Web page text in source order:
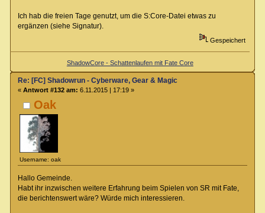
Ich hab die freien Tage genutzt, um die S:Core-Datei etwas zu
ergänzen (siehe Signatur).
Gespeichert
ShadowCore - Schattenlaufen mit Fate Core
Oak
Username: oak
Re: [FC] Shadowrun - Cyberware, Gear & Magic
« Antwort #132 am: 6.11.2015 | 17:19 »
Hallo Gemeinde.
Habt ihr inzwischen weitere Erfahrung beim Spielen von SR mit Fate,
die berichtenswert wäre? Würde mich interessieren.